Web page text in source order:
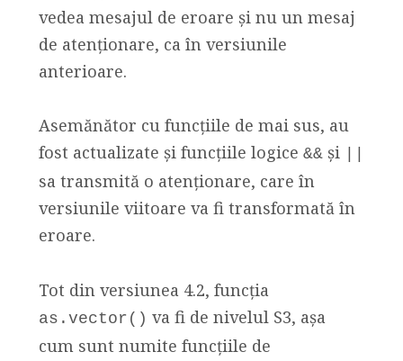
vedea mesajul de eroare și nu un mesaj
de atenționare, ca în versiunile
anterioare.
Asemănător cu funcțiile de mai sus, au
fost actualizate și funcțiile logice &&și
sa transmită o atenționare, care în
versiunile viitoare va fi transformată în
eroare.
Tot din versiunea 4.2, funcția
as.vector() va fi de nivelul S3, așa
cum sunt numite funcțiile de